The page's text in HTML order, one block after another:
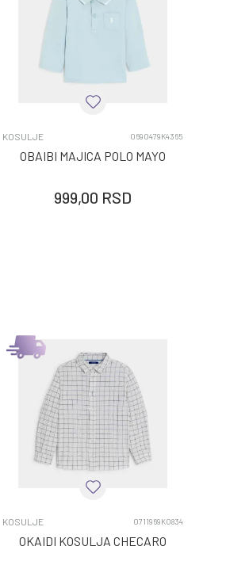
KOSULJE 0690479K4365
OBAIBI MAJICA POLO MAYO
999,00 RSD
KOSULJE 0711969K0834
OKAIDI KOSULJA CHECARO